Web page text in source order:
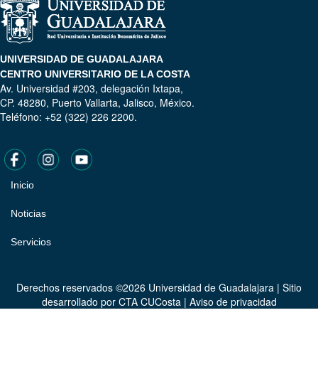
UNIVERSIDAD DE GUADALAJARA
CENTRO UNIVERSITARIO DE LA COSTA
Av. Universidad #203, delegación Ixtapa,
CP. 48280, Puerto Vallarta, Jalisco, México.
Teléfono: +52 (322) 226 2200.
Pie
de
página
Inicio
Noticias
Servicios
Derechos reservados ©2026 Universidad de Guadalajara | Sitio
desarrollado por CTA CUCosta | Aviso de privacidad